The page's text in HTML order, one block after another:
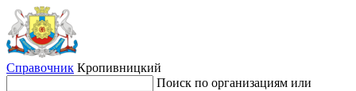
Справочник Кропивницкий
Поиск по организациям или